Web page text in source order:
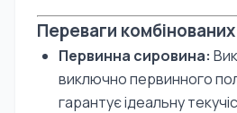
Переваги
Первинна сировина:
виключно первинного
гарантує ідеальну